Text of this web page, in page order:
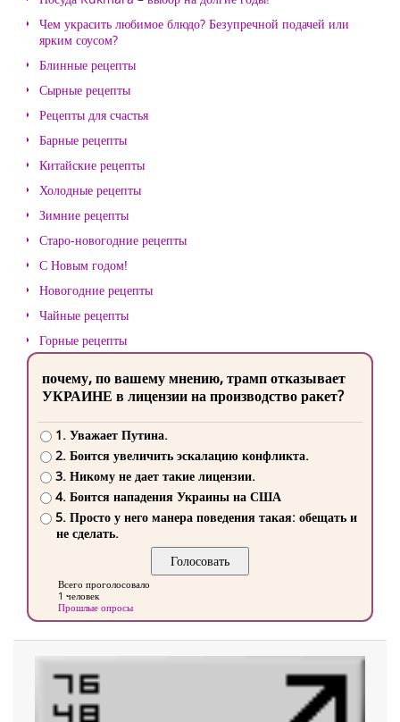
Чем украсить любимое блюдо? Безупречной подачей или
ярким соусом?
Блинные рецепты
Сырные рецепты
Рецепты для счастья
Барные рецепты
Китайские рецепты
Холодные рецепты
Зимние рецепты
Старо-новогодние рецепты
С Новым годом!
Новогодние рецепты
Чайные рецепты
Горные рецепты
почему, по вашему мнению, трамп отказывает
УКРАИНЕ в лицензии на производство ракет?
1. Уважает Путина.
2. Боится увеличить эскалацию конфликта.
3. Никому не дает такие лицензии.
4. Боится нападения Украины на США
5. Просто у него манера поведения такая: обещать и
не сделать.
Всего проголосовало
1 человек
Прошлые опросы